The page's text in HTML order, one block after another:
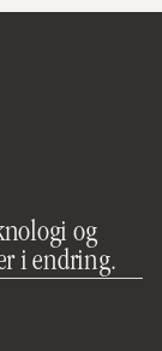
og
i endring.